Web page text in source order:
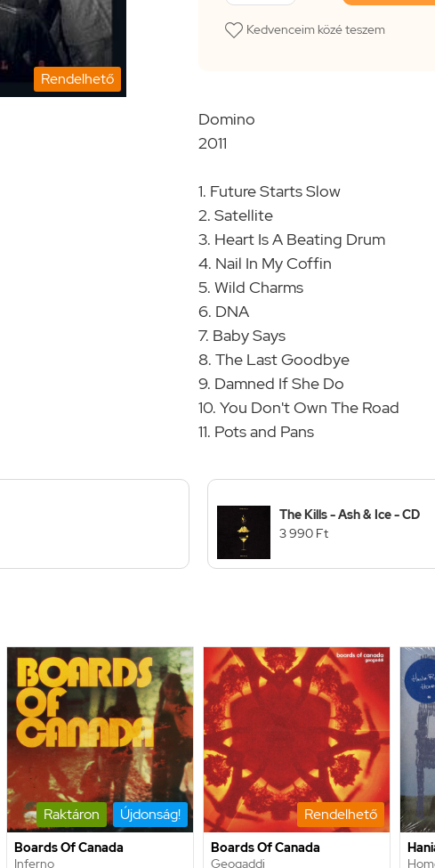
Rendelhető
Kedvenceim közé teszem
Domino
2011
1. Future Starts Slow
2. Satellite
3. Heart Is A Beating Drum
4. Nail In My Coffin
5. Wild Charms
6. DNA
7. Baby Says
8. The Last Goodbye
9. Damned If She Do
10. You Don't Own The Road
11. Pots and Pans
The Kills - Ash & Ice - CD
3 990 Ft
Raktáron Újdonság!
Boards Of Canada
Inferno
Rendelhető
Boards Of Canada
Geogaddi